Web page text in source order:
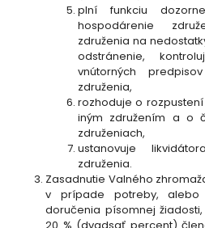
plní funkciu
hospodárenie
združenia na
odstránenie,
vnútorných
združenia,
rozhoduje o
iným združením a o
združeniach,
ustanovuje
združenia.
Zasadnutie Valného
v prípade potreby,
doručenia písomnej